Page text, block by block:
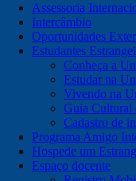
Assessoria
Intercâmbio
Oportunidades
Estudantes
Conheça a
Estudar na
Vivendo na
Guia Cultural
Cadastro de
Programa Amigo
Hospede um
Espaço docente